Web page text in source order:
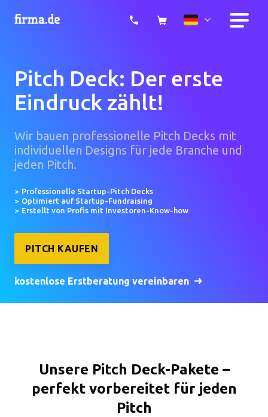
Pitch Deck: Der erste
Eindruck zählt!
Wir bauen professionelle Pitch Decks mit
individuellen Designs für jede Branche und
jeden Pitch.
Professionelle Startup-Pitch Decks
Optimiert auf Startup-Fundraising
Erstellt von Profis mit Investoren-Know-how
PITCH KAUFEN
kostenlose Erstberatung vereinbaren
Unsere Pitch Deck-Pakete –
perfekt vorbereitet für jeden
Pitch